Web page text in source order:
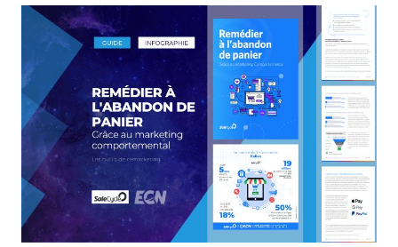
MODE
:
QUAND
ET
COMMENT
LES
INTERNAUTES
FONT-
ILS
LEURS
ACHATS
EN
LIGNE